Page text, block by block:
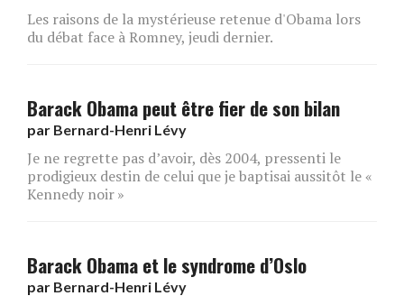
Les raisons de la mystérieuse retenue d'Obama lors
du débat face à Romney, jeudi dernier.
Barack Obama peut être fier de son bilan
par Bernard-Henri Lévy
Je ne regrette pas d’avoir, dès 2004, pressenti le
prodigieux destin de celui que je baptisai aussitôt le «
Kennedy noir »
Barack Obama et le syndrome d’Oslo
par Bernard-Henri Lévy